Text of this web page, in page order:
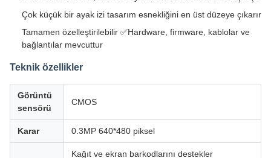
Çok küçük bir ayak izi tasarım esnekliğini en üst düzeye çıkarır
Tamamen özelleştirilebilir ✅Hardware, firmware, kablolar ve
bağlantılar mevcuttur
Teknik özellikler
Görüntü
sensörü
CMOS
Karar 0.3MP 640*480 piksel
Kağıt ve ekran barkodlarını destekler